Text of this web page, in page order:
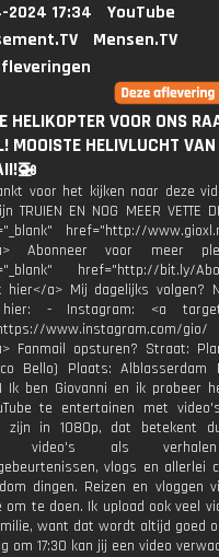
2024 17:34
YouTube
Mensen.TV
HELIKOPTER VOOR ONS
MOOISTE HELIVLUCHT VAN
voor het kijken naar deze
TRUIEN EN NOG MEER VETTE
href="http://
Abonneer voor meer
href="http://bit.ly/
hier</a> Mij dagelijks volgen?
- Instagram: <a
www.instagram.com/
Fanmail opsturen? Straat:
Bello) Plaats: Alblasserdam
Ik ben Giovanni en ik probeer
te entertainen met
zijn in 1080p, dat betekent
video's als
vlogs en allerlei
dingen. Reizen en vloggen
om te doen. Ik upload ook veel
want dat wordt altijd goed
om 17:30 kan jij een video